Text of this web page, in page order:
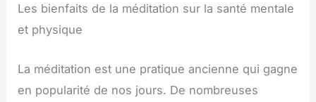
Les bienfaits de la méditation sur la santé mentale
et physique
La méditation est une pratique ancienne qui gagne
en popularité de nos jours. De nombreuses